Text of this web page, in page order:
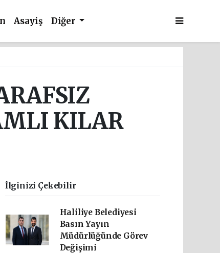
Asayiş Diğer
KILAR
İlginizi Çekebilir
Haliliye Belediyesi
Basın Yayın
Müdürlüğünde Görev
Değişimi